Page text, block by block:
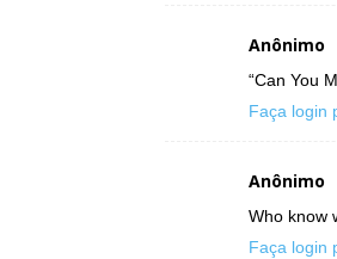
Anônimo
“Can You
Faça login
Anônimo
Who know
Faça login